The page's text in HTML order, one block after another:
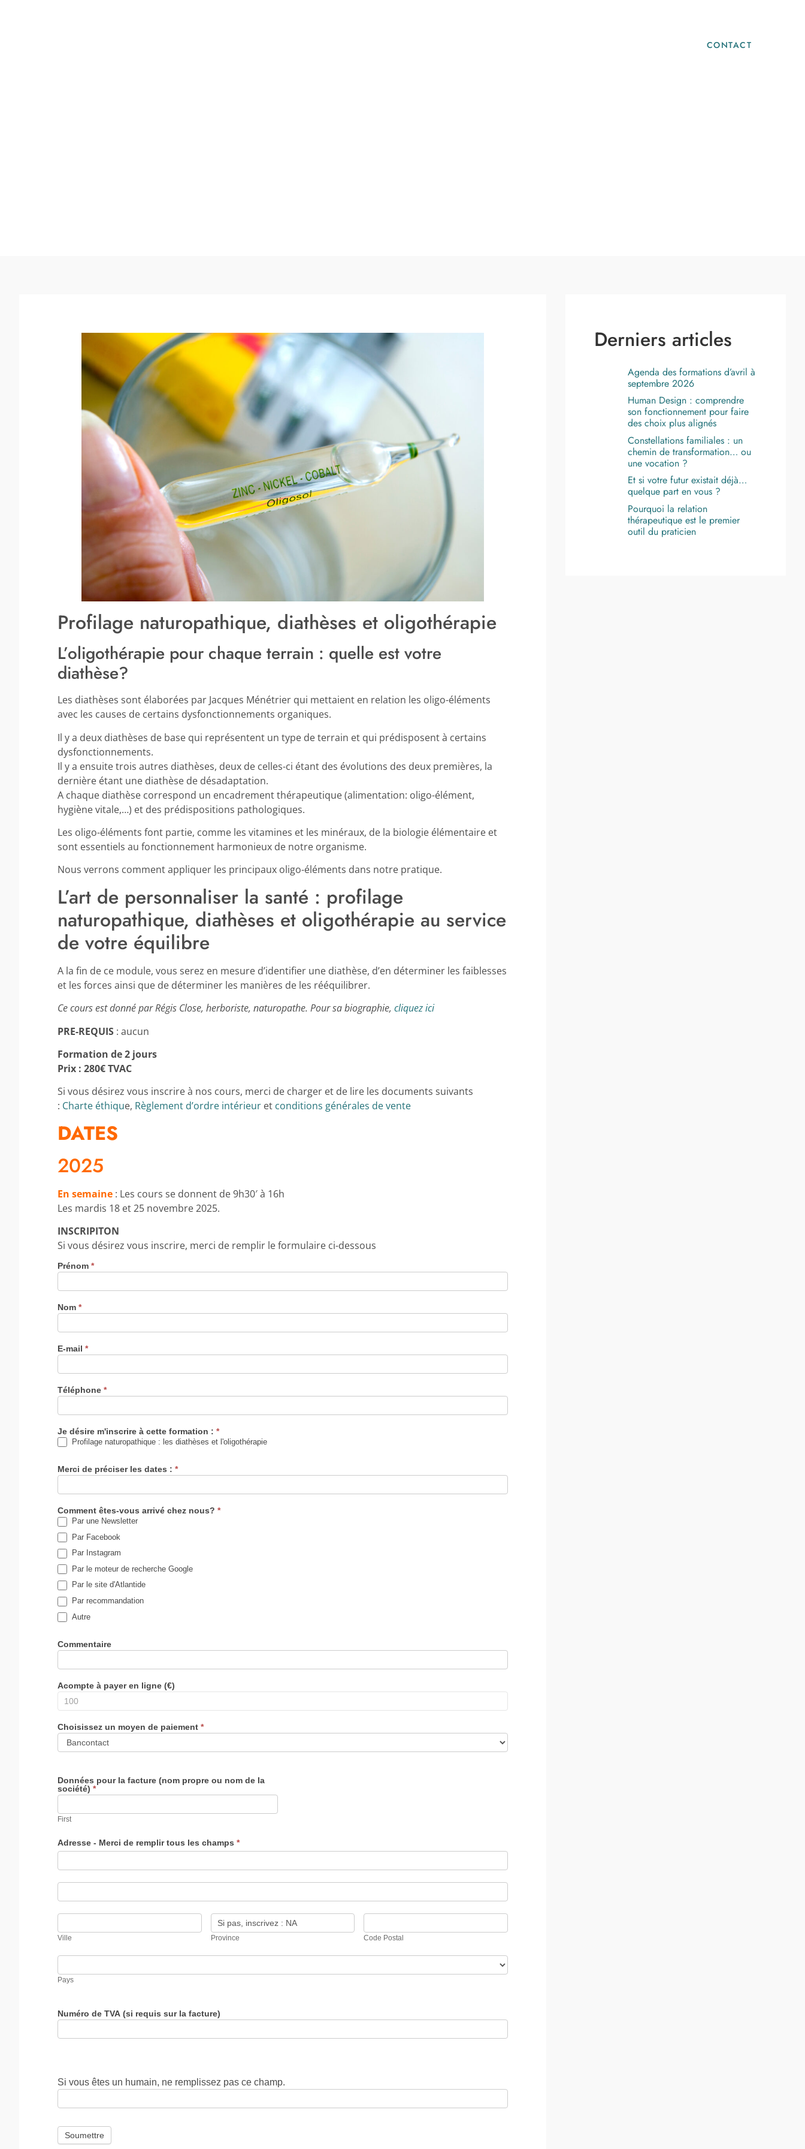
CONTACT
Profilage naturopathique, diathèses et oligothérapie
L’oligothérapie pour chaque terrain : quelle est votre
diathèse?
Les diathèses sont élaborées par Jacques Ménétrier qui mettaient en relation les oligo-éléments
avec les causes de certains dysfonctionnements organiques.
Il y a deux diathèses de base qui représentent un type de terrain et qui prédisposent à certains
dysfonctionnements.
Il y a ensuite trois autres diathèses, deux de celles-ci étant des évolutions des deux premières, la
dernière étant une diathèse de désadaptation.
A chaque diathèse correspond un encadrement thérapeutique (alimentation: oligo-élément,
hygiène vitale,…) et des prédispositions pathologiques.
Les oligo-éléments font partie, comme les vitamines et les minéraux, de la biologie élémentaire et
sont essentiels au fonctionnement harmonieux de notre organisme.
Nous verrons comment appliquer les principaux oligo-éléments dans notre pratique.
L’art de personnaliser la santé : profilage
naturopathique, diathèses et oligothérapie au service
de votre équilibre
A la fin de ce module, vous serez en mesure d’identifier une diathèse, d’en déterminer les faiblesses
et les forces ainsi que de déterminer les manières de les rééquilibrer.
Ce cours est donné par Régis Close, herboriste, naturopathe. Pour sa biographie, cliquez ici
PRE-REQUIS : aucun
Formation de 2 jours
Prix : 280€ TVAC
Si vous désirez vous inscrire à nos cours, merci de charger et de lire les documents suivants
: Charte éthique, Règlement d’ordre intérieur et conditions générales de vente
DATES
2025
En semaine : Les cours se donnent de 9h30′ à 16h
Les mardis 18 et 25 novembre 2025.
INSCRIPITON
Si vous désirez vous inscrire, merci de remplir le formulaire ci-dessous
Prénom *
Nom *
E-mail *
Téléphone *
Je désire m'inscrire à cette formation : *
Profilage naturopathique : les diathèses et l'oligothérapie
Merci de préciser les dates : *
Comment êtes-vous arrivé chez nous? *
Par une Newsletter
Par Facebook
Par Instagram
Par le moteur de recherche Google
Par le site d'Atlantide
Par recommandation
Autre
Commentaire
Acompte à payer en ligne (€)
Choisissez un moyen de paiement *
Données pour la facture (nom propre ou nom de la
société) *
First
Adresse - Merci de remplir tous les champs *
Adresse
de
tous
les
Adresse
de
tous
les
champs
Ville
Ville
Province
Province
Code
Code Postal
Pays
Pays
Numéro de TVA (si requis sur la facture)
Si vous êtes un humain, ne remplissez pas ce champ.
Derniers articles
Agenda des formations d’avril à
septembre 2026
Human Design : comprendre
son fonctionnement pour faire
des choix plus alignés
Constellations familiales : un
chemin de transformation… ou
une vocation ?
Et si votre futur existait déjà…
quelque part en vous ?
Pourquoi la relation
thérapeutique est le premier
outil du praticien